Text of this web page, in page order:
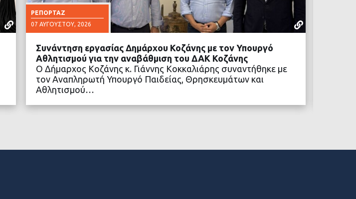
ΡΕΠΟΡΤΆΖ
07 ΑΥΓΟΎΣΤΟΥ, 2026
Συνάντηση εργασίας Δημάρχου Κοζάνης με τον Υπουργό
Αθλητισμού για την αναβάθμιση του ΔΑΚ Κοζάνης
Ο Δήμαρχος Κοζάνης κ. Γιάννης Κοκκαλιάρης συναντήθηκε με
τον Αναπληρωτή Υπουργό Παιδείας, Θρησκευμάτων και
Αθλητισμού…